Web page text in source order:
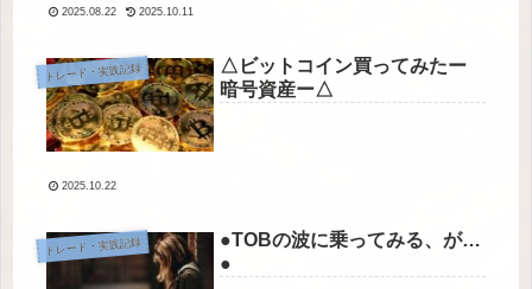
2025.08.22 2025.10.11
トレード・実践記録
△ビットコイン買ってみたー
暗号資産ー△
2025.10.22
トレード・実践記録
●TOBの波に乗ってみる、が…
●